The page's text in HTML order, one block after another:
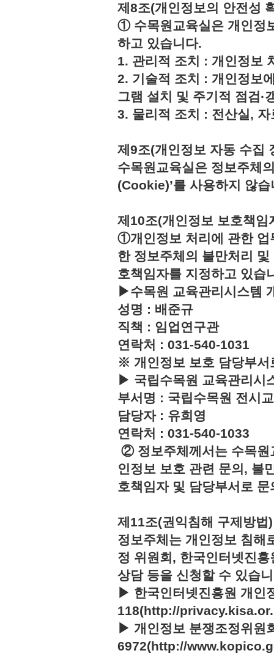
제8조(개인정보의 안전성
① 수목원교육실은 개인정
하고 있습니다.
1. 관리적 조치 : 개인정보
2. 기술적 조치 : 개인정보
그램 설치 및 주기적 점검·
3. 물리적 조치 : 전산실,
제9조(개인정보 자동 수집
수목원교육실은 정보주체
(Cookie)’를 사용하지 않습
제10조(개인정보 보호책임
①개인정보 처리에 관한 업
한 정보주체의 불만처리
호책임자를 지정하고 있습
▶수목원 교육관리시스템
성명 : 배준규
직책 : 임업연구관
연락처 : 031-540-1031
※ 개인정보 보호 담당부서
▶ 국립수목원 교육관리시
부서명 : 국립수목원 전시
담당자 : 유희영
연락처 : 031-540-1033
② 정보주체께서는 수목원
인정보 보호 관련 문의, 불
호책임자 및 담당부서로
제11조(권익침해 구제방법)
정보주체는 개인정보 침해
정 위원회, 한국인터넷진
상담 등을 신청할 수 있습
▶ 한국인터넷진흥원 개인
118(http://
▶ 개인정보 분쟁조정위원
6972(http://